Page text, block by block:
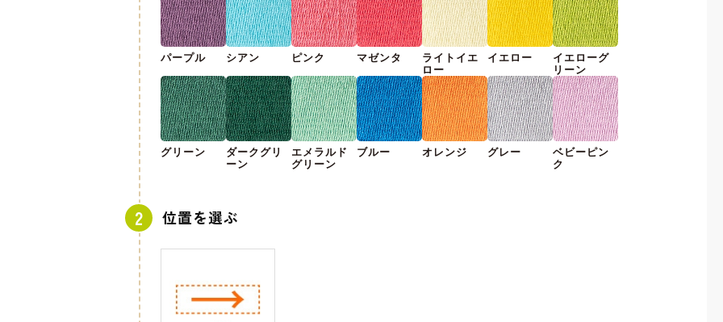
パープル シアン ピンク マゼンタ
ライトイエ
ロー
イエロー
イエローグ
リーン
グリーン
ダークグリ
ーン
エメラルド
グリーン
ブルー オレンジ グレー
ベビーピン
ク
位置を選ぶ